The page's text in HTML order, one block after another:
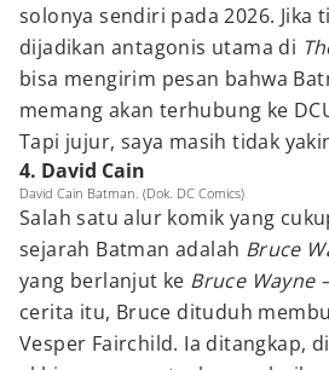
solonya sendiri pada 2026. Jika
dijadikan antagonis utama di
bisa mengirim pesan bahwa
memang akan terhubung ke
Tapi jujur, saya masih tidak
4. David Cain
David Cain Batman. (Dok. DC Comics)
Salah satu alur komik yang
sejarah Batman adalah Bruce
yang berlanjut ke Bruce Wayne
cerita itu, Bruce dituduh
Vesper Fairchild. Ia ditangkap,